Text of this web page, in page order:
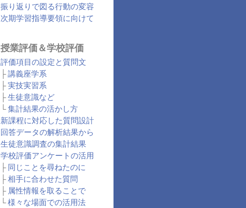
振り返りで図る行動の変容
次期学習指導要領に向けて
授業評価＆学校評価
評価項目の設定と質問文
├講義座学系
├実技実習系
├生徒意識など
└集計結果の活かし方
新課程に対応した質問設計
回答データの解析結果から
生徒意識調査の集計結果
学校評価アンケートの活用
├ 同じことを尋ねたのに
├相手に合わせた質問
├ 属性情報を取ることで
└様々な場面での活用法